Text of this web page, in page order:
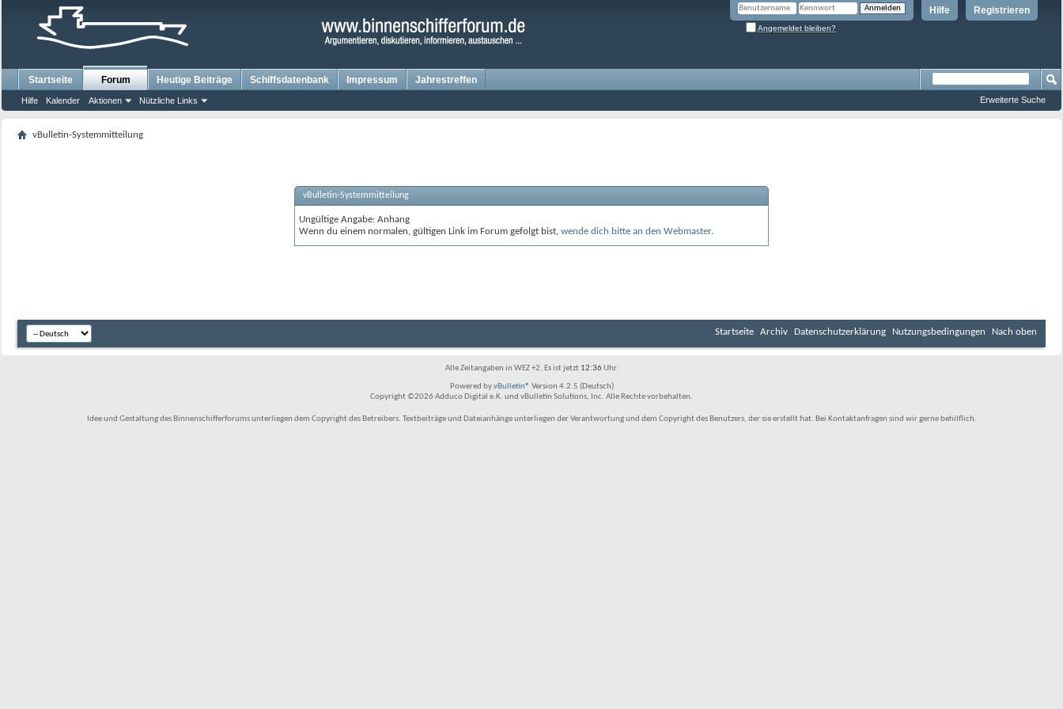
Registrieren
Hilfe
Angemeldet bleiben?
Startseite Forum
Hilfe Kalender Aktionen Nützliche Links
Heutige Beiträge Schiffsdatenbank Impressum Jahrestreffen
Erweiterte Suche
vBulletin-Systemmitteilung
vBulletin-Systemmitteilung
Ungültige Angabe: Anhang
Wenn du einem normalen, gültigen Link im Forum gefolgt bist, wende dich bitte an den Webmaster.
Startseite Archiv Datenschutzerklärung Nutzungsbedingungen Nach oben
Alle Zeitangaben in WEZ +2. Es ist jetzt 12:36Uhr.
Powered byvBulletin® Version 4.2.5 (Deutsch)
Copyright ©2026 Adduco Digital e.K. und vBulletin Solutions, Inc. Alle Rechte vorbehalten.
Idee und Gestaltung des Binnenschifferforums unterliegen dem Copyright des Betreibers. Textbeiträge und Dateianhänge unterliegen der Verantwortung und dem Copyright des Benutzers, der sie erstellt hat. Bei Kontaktanfragen sind wir gerne behilflich.